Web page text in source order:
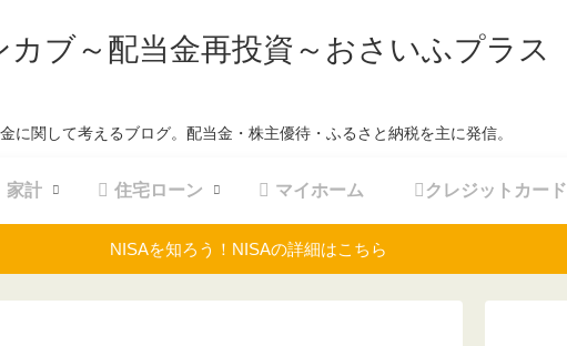
カブ～配当金再投資～おさいふプラス
に関して考えるブログ。配当金・株主優待・ふるさと納税を主に発信。
家計 住宅ローン マイホーム クレジットカード
NISAを知ろう！NISAの詳細はこちら